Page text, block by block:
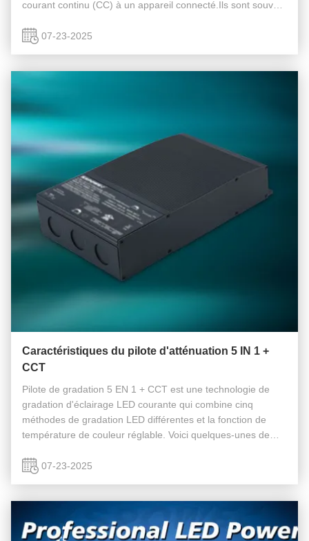
courant continu (CC) à un appareil connecté.Ils sont souvent
07-23-2025
Caractéristiques du pilote d'atténuation 5 IN 1 +
CCT
Pilote de gradation 5 EN 1 + CCT est une technologie de
gradation d'éclairage LED courante qui combine cinq
méthodes de gradation LED différentes et la fonction de
température de couleur réglable. Voici quelques-unes de
technologie de gradation 5 ...
07-23-2025